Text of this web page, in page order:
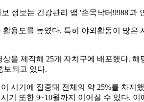
정보는 건강관리 앱 '손목닥터9988'과
용도를 높였다. 특히 야외활동이 많은
을 제작해 25개 자치구에 배포했다.
보되고 있다.
시기에 집중돼 전체의 약 25%를 차
기 또한 9~10월까지 이어질 수 있다.